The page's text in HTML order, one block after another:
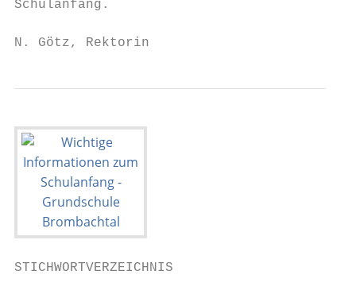
Schulanfang.
N. Götz, Rektorin
STICHWORTVERZEICHNIS